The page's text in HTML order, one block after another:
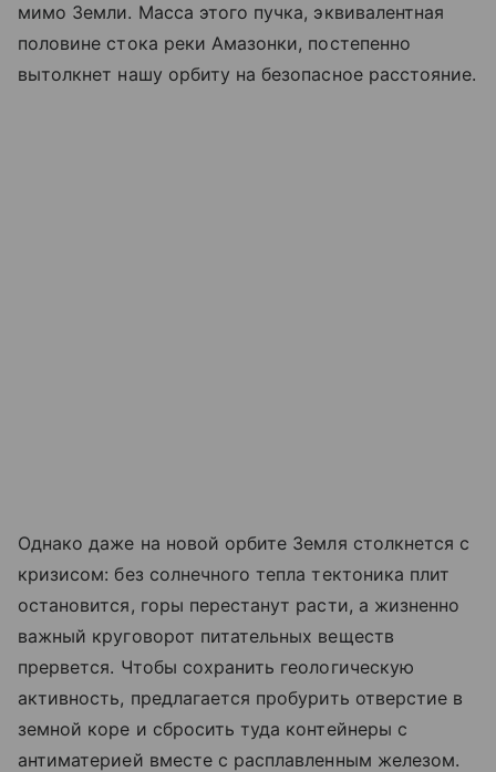
мимо Земли. Масса этого пучка, эквивалентная
половине стока реки Амазонки, постепенно
вытолкнет нашу орбиту на безопасное расстояние.
Однако даже на новой орбите Земля столкнется с
кризисом: без солнечного тепла тектоника плит
остановится, горы перестанут расти, а жизненно
важный круговорот питательных веществ
прервется. Чтобы сохранить геологическую
активность, предлагается пробурить отверстие в
земной коре и сбросить туда контейнеры с
антиматерией вместе с расплавленным железом.